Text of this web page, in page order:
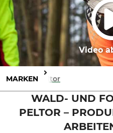
Video
MARKEN Peltor
WALD- UND
PELTOR –